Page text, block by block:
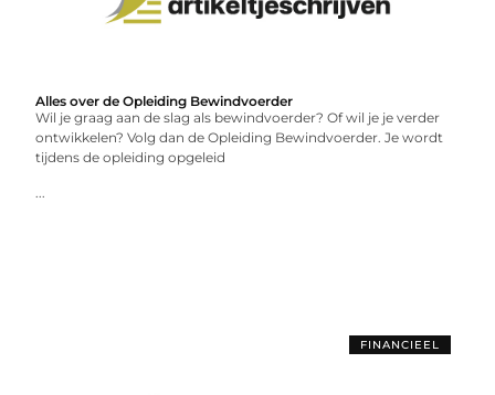
Alles over de Opleiding Bewindvoerder
Wil je graag aan de slag als bewindvoerder? Of wil je je verder
ontwikkelen? Volg dan de Opleiding Bewindvoerder. Je wordt
tijdens de opleiding opgeleid
...
FINANCIEEL